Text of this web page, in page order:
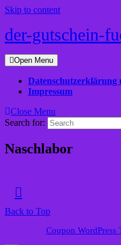
Skip to content
der-gutschein-
Open Menu
Datenschutzerklärung
Impressum
Close Menu
Search for:
Naschlabor
Back to Top
Coupon WordPress